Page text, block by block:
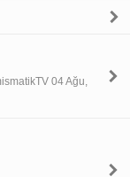
04 Ağu,